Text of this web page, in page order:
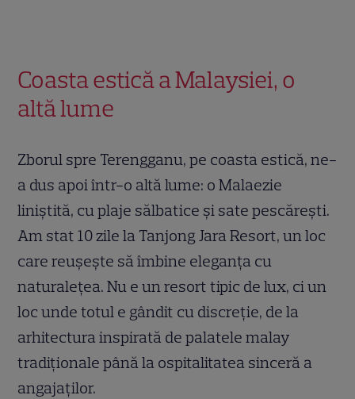
Coasta estică a Malaysiei, o
altă lume
Zborul spre Terengganu, pe coasta estică, ne-
a dus apoi într-o altă lume: o Malaezie
liniștită, cu plaje sălbatice și sate pescărești.
Am stat 10 zile la Tanjong Jara Resort, un loc
care reușește să îmbine eleganța cu
naturalețea. Nu e un resort tipic de lux, ci un
loc unde totul e gândit cu discreție, de la
arhitectura inspirată de palatele malay
tradiționale până la ospitalitatea sinceră a
angajaților.